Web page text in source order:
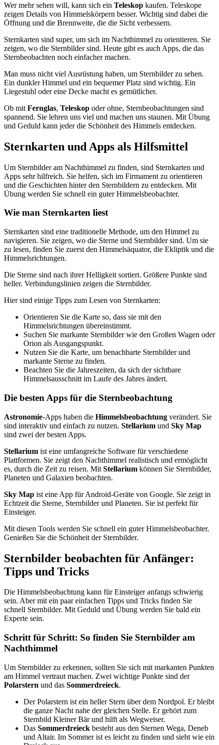
Wer mehr sehen will, kann sich ein Teleskop kaufen. Teleskope
zeigen Details von Himmelskörpern besser. Wichtig sind dabei die
Öffnung und die Brennweite, die die Sicht verbessern.
Sternkarten sind super, um sich im Nachthimmel zu orientieren. Sie
zeigen, wo die Sternbilder sind. Heute gibt es auch Apps, die das
Sternbeobachten noch einfacher machen.
Man muss nicht viel Ausrüstung haben, um Sternbilder zu sehen.
Ein dunkler Himmel und ein bequemer Platz sind wichtig. Ein
Liegestuhl oder eine Decke macht es gemütlicher.
Ob mit Fernglas, Teleskop oder ohne, Sternbeobachtungen sind
spannend. Sie lehren uns viel und machen uns staunen. Mit Übung
und Geduld kann jeder die Schönheit des Himmels entdecken.
Sternkarten und Apps als Hilfsmittel
Um Sternbilder am Nachthimmel zu finden, sind Sternkarten und
Apps sehr hilfreich. Sie helfen, sich im Firmament zu orientieren
und die Geschichten hinter den Sternbildern zu entdecken. Mit
Übung werden Sie schnell ein guter Himmelsbeobachter.
Wie man Sternkarten liest
Sternkarten sind eine traditionelle Methode, um den Himmel zu
navigieren. Sie zeigen, wo die Sterne und Sternbilder sind. Um sie
zu lesen, finden Sie zuerst den Himmelsäquator, die Ekliptik und die
Himmelsrichtungen.
Die Sterne sind nach ihrer Helligkeit sortiert. Größere Punkte sind
heller. Verbindungslinien zeigen die Sternbilder.
Hier sind einige Tipps zum Lesen von Sternkarten:
Orientieren Sie die Karte so, dass sie mit den
Himmelsrichtungen übereinstimmt.
Suchen Sie markante Sternbilder wie den Großen Wagen oder
Orion als Ausgangspunkt.
Nutzen Sie die Karte, um benachbarte Sternbilder und
markante Sterne zu finden.
Beachten Sie die Jahreszeiten, da sich der sichtbare
Himmelsausschnitt im Laufe des Jahres ändert.
Die besten Apps für die Sternbeobachtung
Astronomie-Apps haben die Himmelsbeobachtung verändert. Sie
sind interaktiv und einfach zu nutzen. Stellarium und Sky Map
sind zwei der besten Apps.
Stellarium ist eine umfangreiche Software für verschiedene
Plattformen. Sie zeigt den Nachthimmel realistisch und ermöglicht
es, durch die Zeit zu reisen. Mit Stellarium können Sie Sternbilder,
Planeten und Galaxien beobachten.
Sky Map ist eine App für Android-Geräte von Google. Sie zeigt in
Echtzeit die Sterne, Sternbilder und Planeten. Sie ist perfekt für
Einsteiger.
Mit diesen Tools werden Sie schnell ein guter Himmelsbeobachter.
Genießen Sie die Schönheit der Sternbilder.
Sternbilder beobachten für Anfänger:
Tipps und Tricks
Die Himmelsbeobachtung kann für Einsteiger anfangs schwierig
sein. Aber mit ein paar einfachen Tipps und Tricks finden Sie
schnell Sternbilder. Mit Geduld und Übung werden Sie bald ein
Experte sein.
Schritt für Schritt: So finden Sie Sternbilder am
Nachthimmel
Um Sternbilder zu erkennen, sollten Sie sich mit markanten Punkten
am Himmel vertraut machen. Zwei wichtige Punkte sind der
Polarstern und das Sommerdreieck.
Der Polarstern ist ein heller Stern über dem Nordpol. Er bleibt
die ganze Nacht nahe der gleichen Stelle. Er gehört zum
Sternbild Kleiner Bär und hilft als Wegweiser.
Das Sommerdreieck besteht aus den Sternen Wega, Deneb
und Altair. Im Sommer ist es leicht zu finden und sieht wie ein